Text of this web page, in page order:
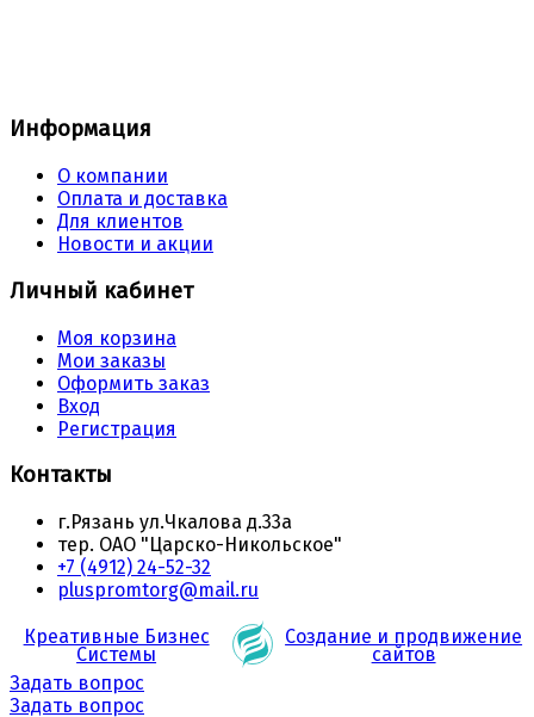
Информация
О компании
Оплата и доставка
Для клиентов
Новости и акции
Личный кабинет
Моя корзина
Мои заказы
Оформить заказ
Вход
Регистрация
Контакты
г.Рязань ул.Чкалова д.33а
тер. ОАО "Царско-Никольское"
+7 (4912) 24-52-32
pluspromtorg@mail.ru
Креативные Бизнес
Системы
Создание и продвижение
сайтов
Задать вопрос
Задать вопрос